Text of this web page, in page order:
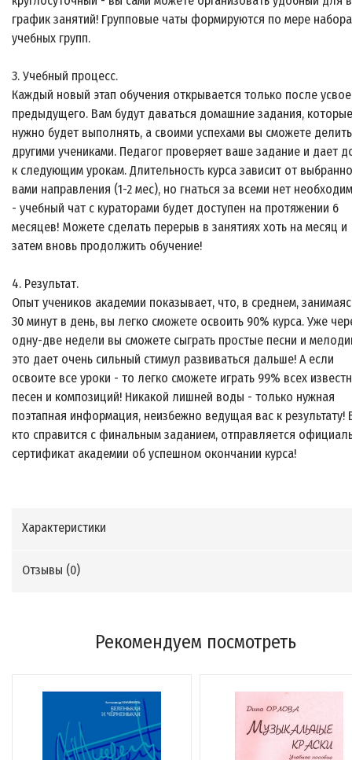
график занятий! Групповые чаты формируются по мере набора
учебных групп.
3. Учебный процесс.
Каждый новый этап обучения открывается только после
предыдущего. Вам будут даваться домашние задания, которые
нужно будет выполнять, а своими успехами вы сможете
другими учениками. Педагог проверяет ваше задание и дает
к следующим урокам. Длительность курса зависит от
вами направления (1-2 мес), но гнаться за всеми нет
- учебный чат с кураторами будет доступен на протяжении 6
месяцев! Можете сделать перерыв в занятиях хоть на месяц и
затем вновь продолжить обучение!
4. Результат.
Опыт учеников академии показывает, что, в среднем,
30 минут в день, вы легко сможете освоить 90% курса. Уже
одну-две недели вы сможете сыграть простые песни и
это дает очень сильный стимул развиваться дальше! А если
освоите все уроки - то легко сможете играть 99% всех
песен и композиций! Никакой лишней воды - только нужная
поэтапная информация, неизбежно ведущая вас к результату!
кто справится с финальным заданием, отправляется
сертификат академии об успешном окончании курса!
Характеристики
Отзывы (0)
Рекомендуем посмотреть